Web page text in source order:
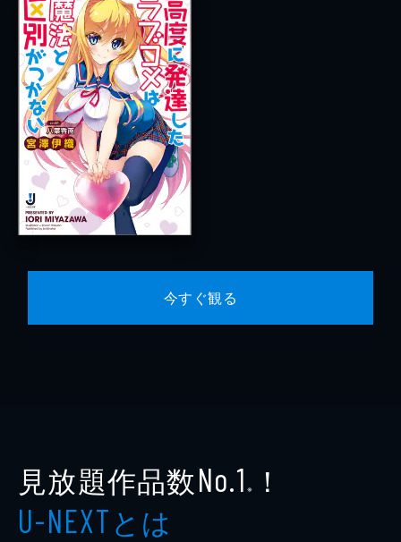
今すぐ観る
見放題作品数No.1 ※ ！
U-NEXTとは